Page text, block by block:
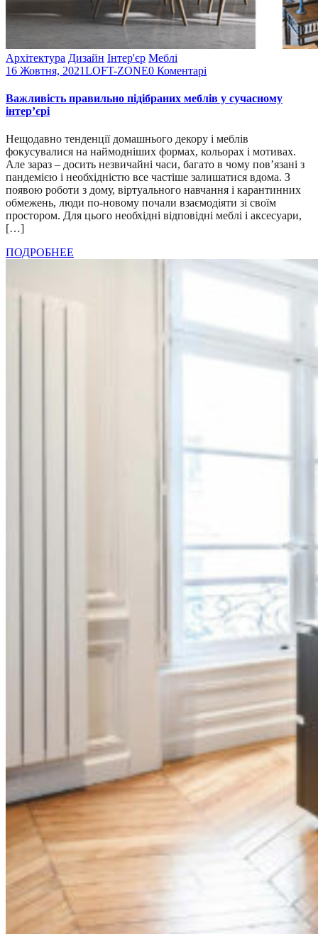
Архітектура Дизайн Інтер'єр Меблі
16 Жовтня, 2021LOFT-ZONE0 Коментарі
Важливість правильно підібраних меблів у сучасному
інтер’єрі
Нещодавно тенденції домашнього декору і меблів
фокусувалися на наймодніших формах, кольорах і мотивах.
Але зараз – досить незвичайні часи, багато в чому пов’язані з
пандемією і необхідністю все частіше залишатися вдома. З
появою роботи з дому, віртуального навчання і карантинних
обмежень, люди по-новому почали взаємодіяти зі своїм
простором. Для цього необхідні відповідні меблі і аксесуари,
[…]
ПОДРОБНЕЕ